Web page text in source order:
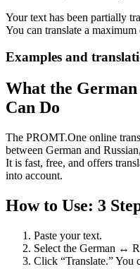
Your text has been partially
You can translate a maximum
Examples and
What the
Can Do
The PROMT.One online
between German and
It is fast, free, and offers
into account.
How to Use: 3
Paste your text.
Select the German ↔
Click “Translate.” You